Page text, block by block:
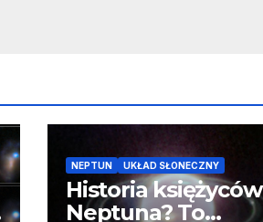
NEPTUN UKŁAD SŁONECZNY
Historia księżyców
Neptuna? To